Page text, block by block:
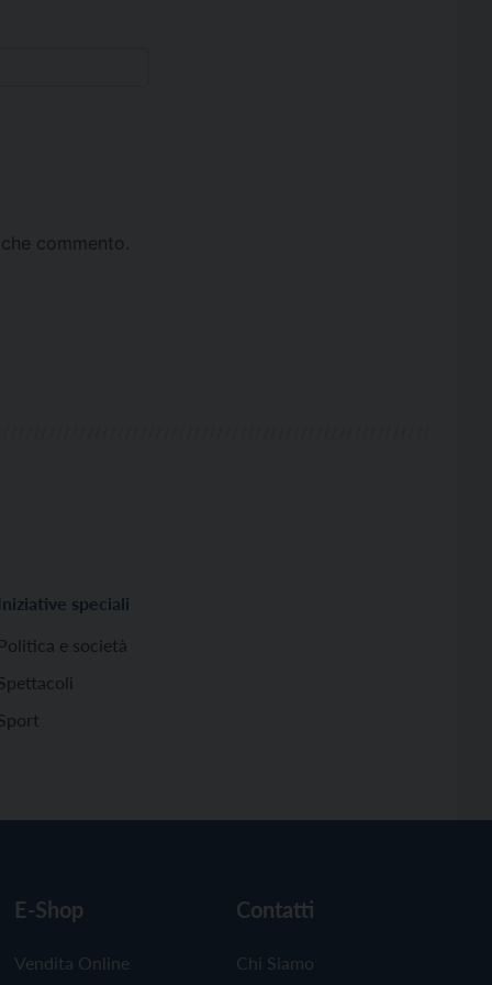
commento.
Iniziative speciali
Politica e società
E-Shop
Vendita Online
Contatti
Chi Siamo